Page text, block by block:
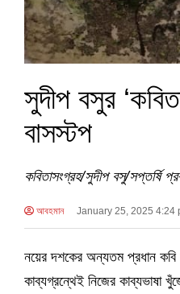
সুদীপ বসুর
বাসস্টপ
কবিতাসংগ্রহ/সুদীপ বসু/সপ্তর্ষি
আবহমান January 25, 2025 4:24
নয়ের দশকের অন্যতম প্রধান কবি
কাব্যগ্রন্থেই নিজের কাব্যভাষা